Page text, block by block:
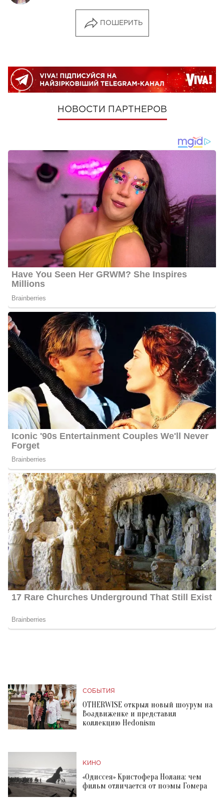
ПОШЕРИТЬ
НОВОСТИ ПАРТНЕРОВ
СОБЫТИЯ
OTHERWISE открыл новый шоурум на
Воздвиженке и представил
коллекцию Hedonism
КИНО
«Одиссея» Кристофера Нолана: чем
фильм отличается от поэмы Гомера